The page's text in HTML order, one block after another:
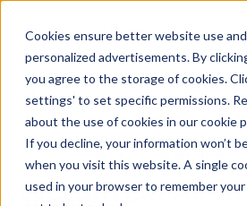
Cookies ensure better website use
personalized advertisements. By
you agree to the storage of cookies.
settings' to set specific permissions.
about the use of cookies in our cookie
If you decline, your information won’t
when you visit this website. A single
used in your browser to remember
Plattform
BEX PMS
PMS
Unsere Lösungen
Blog
Artikel-Kategorien
Neu
Home Produkt
Warum ein All-